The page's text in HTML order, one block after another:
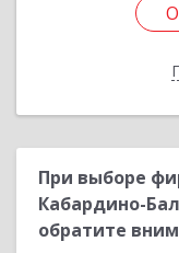
При выборе
Кабардино-
обратите